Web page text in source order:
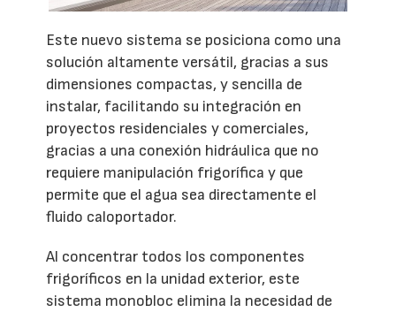
Este nuevo sistema se posiciona como una
solución altamente versátil, gracias a sus
dimensiones compactas, y sencilla de
instalar, facilitando su integración en
proyectos residenciales y comerciales,
gracias a una conexión hidráulica que no
requiere manipulación frigorífica y que
permite que el agua sea directamente el
fluido caloportador.
Al concentrar todos los componentes
frigoríficos en la unidad exterior, este
sistema monobloc elimina la necesidad de